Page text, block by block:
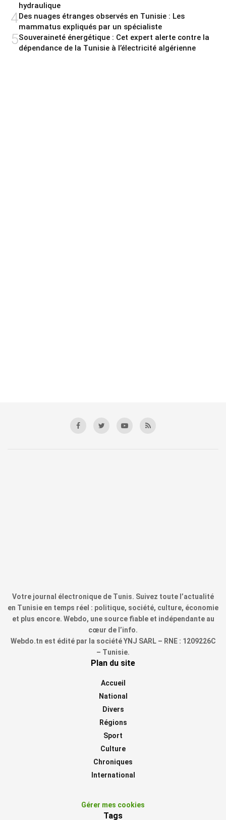
hydraulique
4Des nuages étranges observés en Tunisie : Les
mammatus expliqués par un spécialiste
5Souveraineté énergétique : Cet expert alerte contre la
dépendance de la Tunisie à l’électricité algérienne
Votre journal électronique de Tunis. Suivez toute l’actualité
en Tunisie en temps réel : politique, société, culture, économie
et plus encore. Webdo, une source fiable et indépendante au
cœur de l’info.
Webdo.tn est édité par la société YNJ SARL – RNE : 1209226C
– Tunisie.
Plan du site
Accueil
National
Divers
Régions
Sport
Culture
Chroniques
International
Gérer mes cookies
Tags